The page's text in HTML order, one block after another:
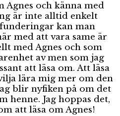
Agnes och känna med
är inte alltid enkelt
kan man
med att vara same är
med Agnes och som
av men som jag
att läsa om. Att läsa
lära mig mer om den
blir nyfiken på om det
henne. Jag hoppas det,
att läsa om Agnes!